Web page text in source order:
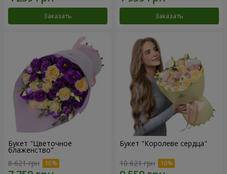
Заказать Заказать
Букет "Цветочное
блаженство"
8 621 грн
Букет "Королеве сердца"
10 621 грн